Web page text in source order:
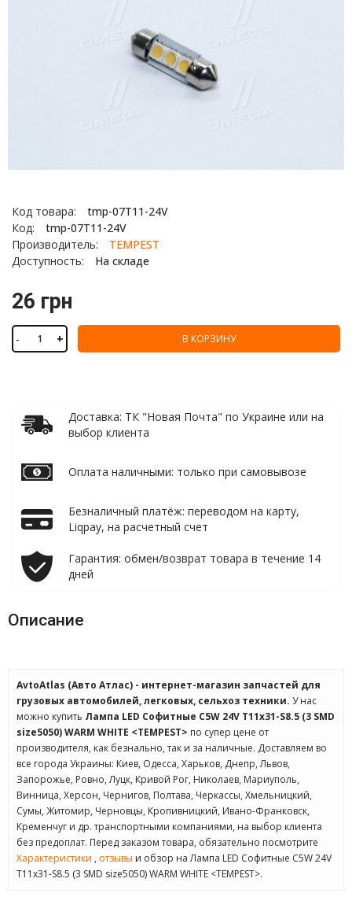
Код товара:
tmp-07T11-24V
Код:
tmp-07T11-24V
Производитель:
TEMPEST
Доступность:
На складе
26 грн
- + В КОРЗИНУ
Доставка: ТК "Новая Почта" по Украине или на
выбор клиента
Оплата наличными: только при самовывозе
Безналичный платёж: переводом на карту,
Liqpay, на расчетный счет
Гарантия: обмен/возврат товара в течение 14
дней
Описание
AvtoAtlas (Авто Атлас) - интернет-магазин запчастей для
грузовых автомобилей, легковых, сельхоз техники. У нас
можно купить Лампа LED Софитные C5W 24V T11x31-S8.5 (3 SMD
size5050) WARM WHITE <TEMPEST> по супер цене от
производителя, как безнально, так и за наличные. Доставляем во
все города Украины: Киев, Одесса, Харьков, Днепр, Львов,
Запорожье, Ровно, Луцк, Кривой Рог, Николаев, Мариуполь,
Винница, Херсон, Чернигов, Полтава, Черкассы, Хмельницкий,
Сумы, Житомир, Черновцы, Кропивницкий, Ивано-Франковск,
Кременчуг и др. транспортными компаниями, на выбор клиента
без предоплат. Перед заказом товара, обязательно посмотрите
Характеристики , отзывы и обзор на Лампа LED Софитные C5W 24V
T11x31-S8.5 (3 SMD size5050) WARM WHITE <TEMPEST>.